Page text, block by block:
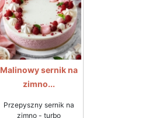
Malinowy sernik na
zimno...
Przepyszny sernik na
zimno - turbo